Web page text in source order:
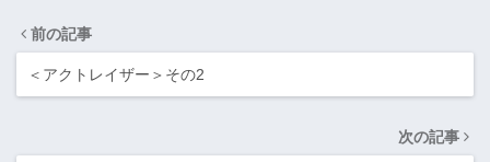
前の記事
＜アクトレイザー＞その2
次の記事